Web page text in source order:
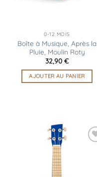
0-12 MOIS
Boîte à Musique, Après la
Pluie, Moulin Roty
32,90 €
AJOUTER AU PANIER